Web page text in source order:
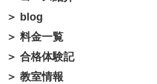
blog
料金一覧
合格体験記
教室情報